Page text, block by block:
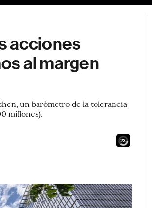
acciones
al margen
un barómetro de la tolerancia
millones).
21